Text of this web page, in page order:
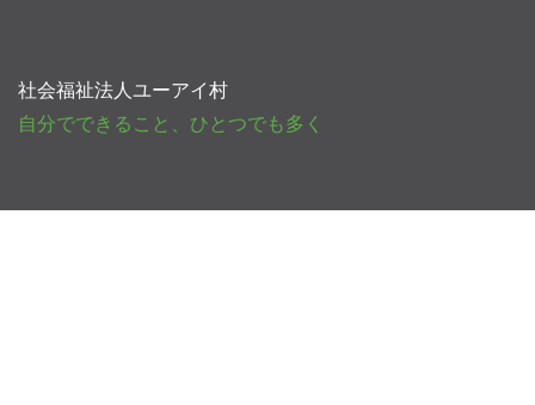
社会福祉法人ユーアイ村
自分でできること、ひとつでも多く